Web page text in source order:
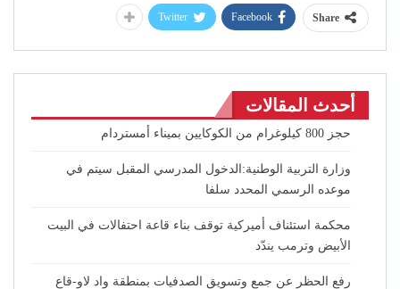
Share
Facebook
Twitter
أحدث المقالات
حجز 800 كيلوغرام من الكوكايين بميناء أمستردام
وزارة التربية الوطنية:الدخول المدرسي المقبل سیتم في
موعده الرسمي المحدد سلفا
محكمة استئناف أميركية توقف بناء قاعة احتفالات في البيت
الأبيض وترمب يندّد
رفع الحظر عن جمع وتسويق الصدفيات بمنطقة واد لاو-قاع